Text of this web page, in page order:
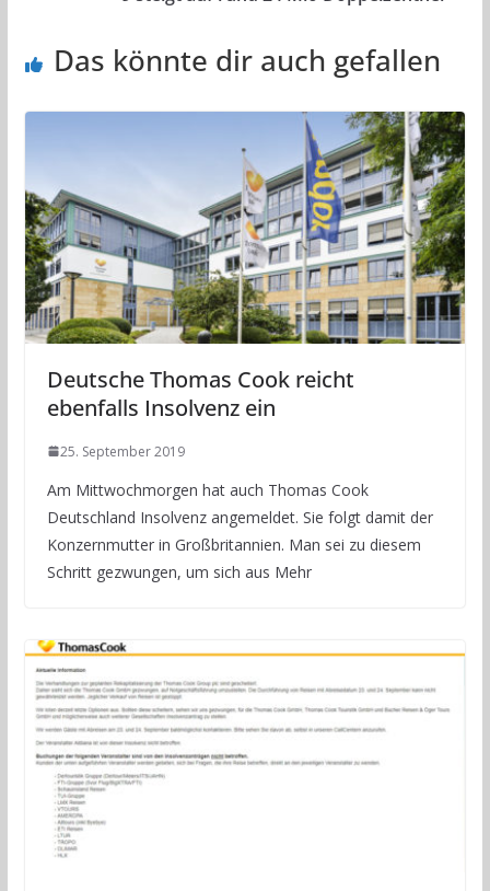
Das könnte dir auch gefallen
Deutsche Thomas Cook reicht
ebenfalls Insolvenz ein
25. September 2019
Am Mittwochmorgen hat auch Thomas Cook
Deutschland Insolvenz angemeldet. Sie folgt damit der
Konzernmutter in Großbritannien. Man sei zu diesem
Schritt gezwungen, um sich aus Mehr